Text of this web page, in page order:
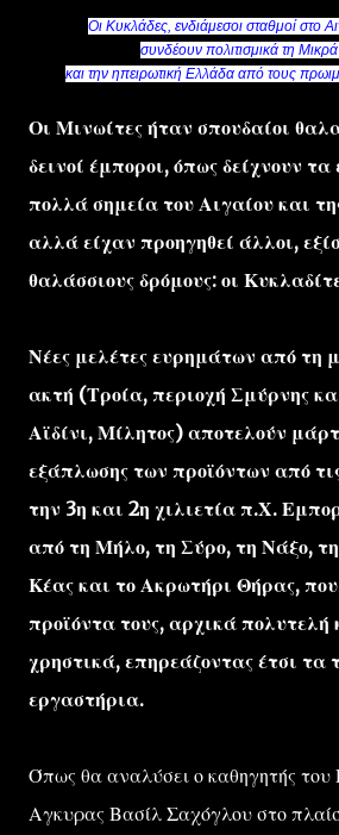
Οι Κυκλάδες, ενδιάμεσοι σταθμοί στο
συνδέουν πολιτισμικά τη
και την ηπειρωτική Ελλάδα από τους
Οι Μινωίτες ήταν σπουδαίοι
δεινοί έμποροι, όπως δείχνουν
πολλά σημεία του Αιγαίου και
αλλά είχαν προηγηθεί άλλοι,
θαλάσσιους δρόμους: οι
Νέες μελέτες ευρημάτων από τη
ακτή (Τροία, περιοχή Σμύρνης
Αϊδίνι, Μίλητος) αποτελούν
εξάπλωσης των προϊόντων από
την 3η και 2η χιλιετία π.Χ.
από τη Μήλο, τη Σύρο, τη Νάξο,
Κέας και το Ακρωτήρι Θήρας,
προϊόντα τους, αρχικά πολυτελή
χρηστικά, επηρεάζοντας έτσι τα
εργαστήρια.
Όπως θα αναλύσει ο καθηγητής του
Αγκυρας Βασίλ Σαχόγλου στο